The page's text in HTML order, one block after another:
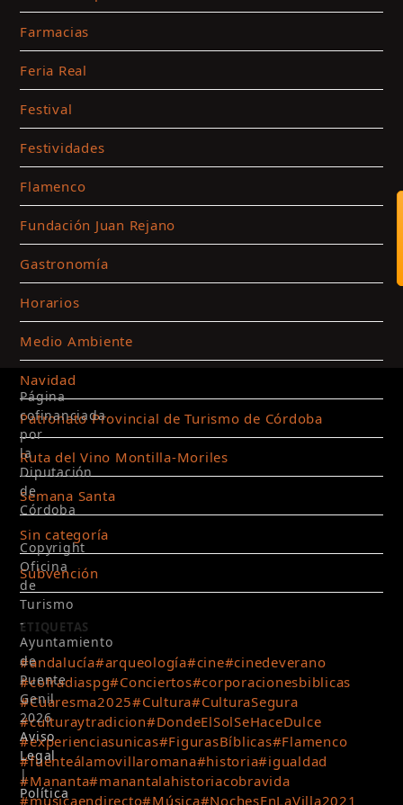
Farmacias
Feria Real
Festival
Festividades
Flamenco
Fundación Juan Rejano
Gastronomía
Horarios
Medio Ambiente
Navidad
Patronato Provincial de Turismo de Córdoba
Ruta del Vino Montilla-Moriles
Semana Santa
Sin categoría
Subvención
ETIQUETAS
#andalucía#arqueología#cine#cinedeverano
#cofradiaspg#Conciertos#corporacionesbiblicas
#Cuaresma2025#Cultura#CulturaSegura
#culturaytradicion#DondeElSolSeHaceDulce
#experienciasunicas#FigurasBíblicas#Flamenco
#fuenteálamovillaromana#historia#igualdad
#Mananta#manantalahistoriacobravida
#musicaendirecto#Música#NochesEnLaVilla2021
Página
cofinanciada
por
la
Diputación
de
Córdoba
Copyright
Oficina
de
Turismo
-
Ayuntamiento
de
Puente
Genil
2026
Aviso
Legal
|
Política